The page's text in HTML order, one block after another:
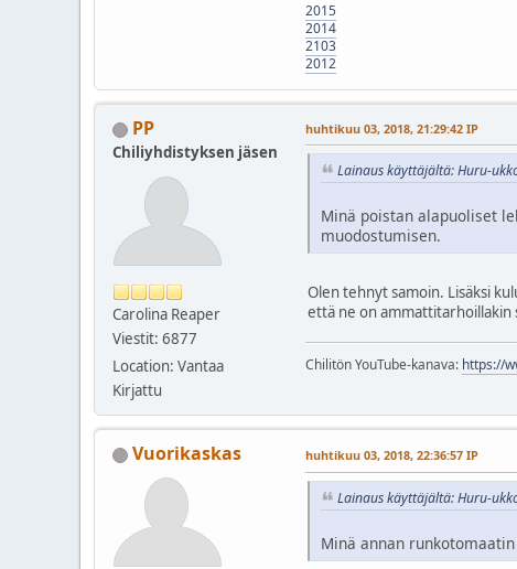
2015
2014
2103
2012
PP
Chiliyhdistyksen jäsen
Carolina Reaper
Viestit: 6877
Location: Vantaa
Kirjattu
huhtikuu 03, 2018, 21:29:42 IP
Lainaus käyttäjältä: Huru-
Minä poistan alapuoliset
muodostumisen.
Olen tehnyt samoin. Lisäksi
että ne on ammattitarhoillakin
Chilitön YouTube-kanava: https://
Vuorikaskas huhtikuu 03, 2018, 22:36:57 IP
Lainaus käyttäjältä: Huru-
Minä annan